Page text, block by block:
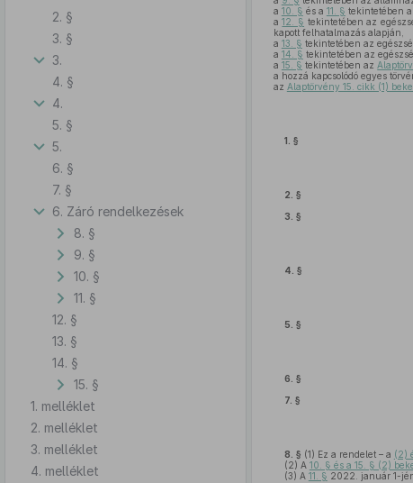
2. §
3. §
3.
4. §
4.
5. §
5.
6. §
7. §
6. Záró rendelkezések
8. §
9. §
10. §
11. §
12. §
13. §
14. §
15. §
1. melléklet
2. melléklet
3. melléklet
4. melléklet
a 10. § és a 11. § tekintetében
a12. § tekintetében az
kapott felhatalmazás alapján,
a 13. § tekintetében az
a 14. § tekintetében az
a 15. § tekintetében az
a hozzá kapcsolódó egyes
az Alaptörvény 15. cikk (1)
1. §
2. §
3. §
4. §
5. §
6. §
7. §
8. § (1) Ez a rendelet – a (2)
(2) A 10. § és a 15. § (2)
(3) A 11. § 2022. január 1-